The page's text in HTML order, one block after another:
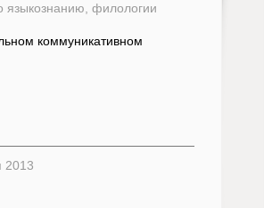
языкознанию, филологии
коммуникативном
2013